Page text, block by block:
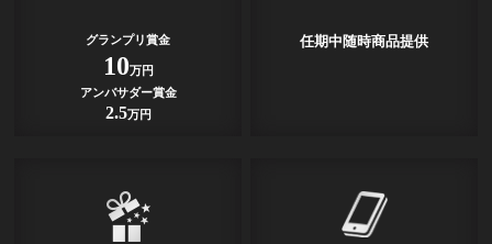
グランプリ賞金
10万円
アンバサダー賞金
2.5万円
任期中随時商品提供